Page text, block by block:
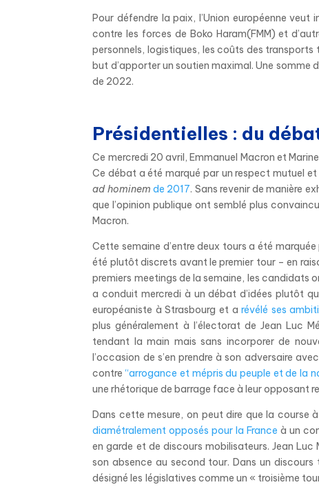
Pour défendre la paix, l’Union européenne
contre les forces de Boko Haram(FMM) et
personnels, logistiques, les coûts des
but d’apporter un soutien maximal. Une somme
de 2022.
Présidentielles : du
Ce mercredi 20 avril, Emmanuel Macron et Marine
Ce débat a été marqué par un respect mutuel
ad hominem de 2017. Sans revenir de manière
que l’opinion publique ont semblé plus
Macron.
Cette semaine d’entre deux tours a été
été plutôt discrets avant le premier tour – en
premiers meetings de la semaine, les candidats
a conduit mercredi à un débat d’idées plutôt
européaniste à Strasbourg et arévélé ses
plus généralement à l’électorat de Jean Luc
tendant la main mais sans incorporer de
l’occasion de s’en prendre à son adversaire
contre“arrogance et mépris du peuple et de la
une rhétorique de barrage face à leur opposant
Dans cette mesure, on peut dire que la course
diamétralement opposés pour la France à un
en garde et de discours mobilisateurs. Jean Luc
son absence au second tour. Dans un
désigné les législatives comme un « troisième